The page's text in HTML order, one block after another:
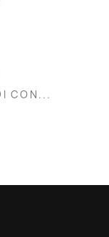
CON...